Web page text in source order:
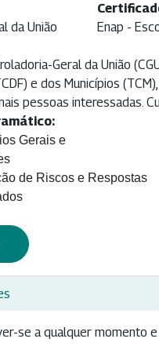
da União
Enap -
Geral da União
e dos Municípios
pessoas interessadas.
Gerais e
de Riscos e Respostas
se a qualquer momento